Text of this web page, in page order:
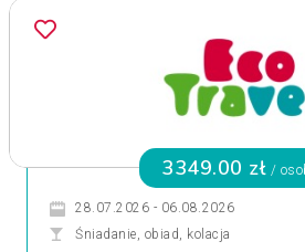
3349.00 zł /
28.07.2026 - 06.08.2026
Śniadanie, obiad, kolacja